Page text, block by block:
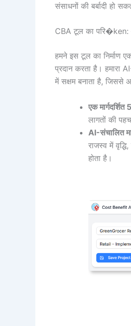
संसाधनों की बर्बादी हो
CBA टूल का परि�ken:
हमने इस टूल का निर्माण
प्रदान करता है। हमारा
में सक्षम बनाता है, जिससे
एक
लागतों की
AI-संचालित
राजस्व में
होता है।